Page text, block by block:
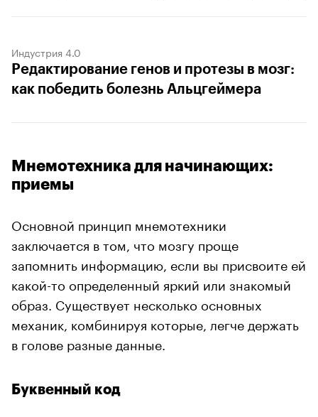
Индустрия 4.0
Редактирование генов и протезы в мозг:
как победить болезнь Альцгеймера
Мнемотехника для начинающих:
приемы
Основной принцип мнемотехники
заключается в том, что мозгу проще
запомнить информацию, если вы присвоите ей
какой-то определенный яркий или знакомый
образ. Существует несколько основных
механик, комбинируя которые, легче держать
в голове разные данные.
Буквенный код